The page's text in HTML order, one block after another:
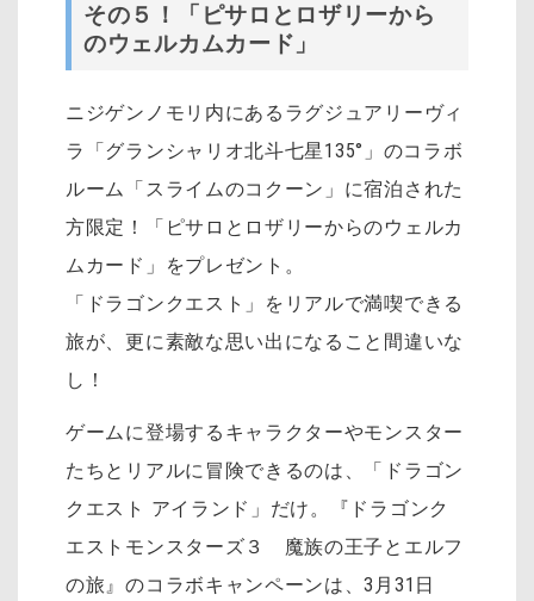
その５！「ピサロとロザリーから
のウェルカムカード」
ニジゲンノモリ内にあるラグジュアリーヴィ
ラ「グランシャリオ北斗七星 135°」のコラボ
ルーム「スライムのコクーン」に宿泊された
方限定！「ピサロとロザリーからのウェルカ
ムカード」をプレゼント。
「ドラゴンクエスト」をリアルで満喫できる
旅が、更に素敵な思い出になること間違いな
し！
ゲームに登場するキャラクターやモンスター
たちとリアルに冒険できるのは、「ドラゴン
クエスト アイランド」だけ。『ドラゴンク
エストモンスターズ３ 魔族の王子とエルフ
の旅』のコラボキャンペーンは、3月31日